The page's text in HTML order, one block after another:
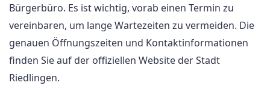
Bürgerbüro. Es ist wichtig, vorab einen Termin zu
vereinbaren, um lange Wartezeiten zu vermeiden. Die
genauen Öffnungszeiten und Kontaktinformationen
finden Sie auf der offiziellen Website der Stadt
Riedlingen.